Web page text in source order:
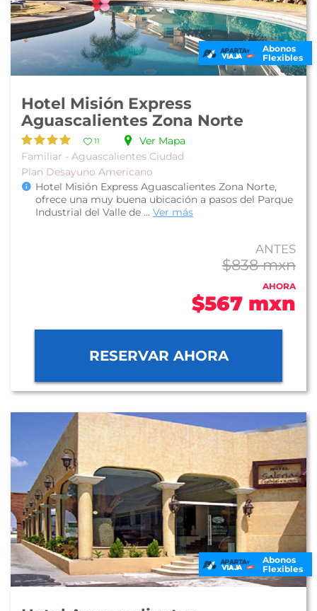
Abonos
Flexibles
Hotel Misión Express
Aguascalientes Zona Norte
11
Ver Mapa
Familiar - Aguascalientes Ciudad
Plan Desayuno Americano
Hotel Misión Express Aguascalientes Zona Norte,
ofrece una muy buena ubicación a pasos del Parque
Industrial del Valle de ... Ver más
ANTES
$838 mxn
AHORA
$567 mxn
RESERVAR AHORA
Abonos
Flexibles